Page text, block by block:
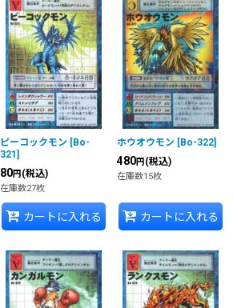
ピーコックモン [Bo-
321 ]
80円 (税込)
在庫数27枚
カートに入れる
ホウオウモン [Bo-322]
480円 (税込)
在庫数15枚
カートに入れる